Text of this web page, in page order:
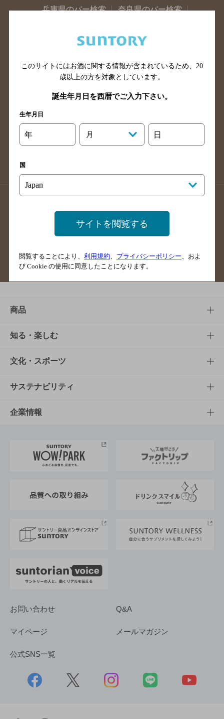
兵庫県のバー検索
奈良県のバー検索
広島県のバー検索
岡山県のバー検索
島根県のバー検索
徳島県のバー検索
高知県のバー検索
福岡県のバー検索
長崎県のバー検索
大分県のバー検索
熊本県のバー検索
掲載店舗様ログイン
サイトマップ ご意見・ご感想
商品
商品TOP
商品一覧
商品発売情報
栄養成分一覧
知る・楽しむ
知る・楽しむTOP
キャンペーン
工場見学
地域情報
文化・スポーツ
文化・スポーツTOP
サントリーホール
サントリーサンバーズ大阪
サステナビリティ
サステナビリティTOP
サントリーが考えるサステナビリティ経営
企業情報
企業概要
採用情報
お問い合わせ Q&A
マイページ メールマガジン
公式SNS一覧
このサイトにはお酒に関する情報が含まれているため、 20
歳以上の方を対象としています。
誕生年月日を西暦でご入力下さい。
生年月日
年 月 日
国
サイトを閲覧する
閲覧することにより、 利用規約 プライバシーポリシー 、およ
び Cookie の使用に同意したことになります。